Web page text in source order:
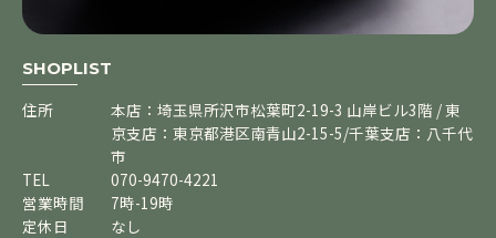
SHOPLIST
住所
本店：埼玉県所沢市松葉町2-19-3 山岸ビル3階 / 東
京支店：東京都港区南青山2-15-5/千葉支店：八千代
市
TEL
070-9470-4221
営業時間
7時-19時
定休日
なし